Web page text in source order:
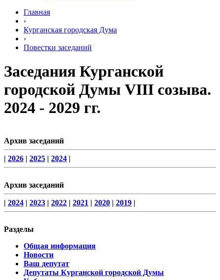
Главная
›
Курганская городская Дума
›
Повестки заседаний
Заседания Курганской
городской Думы VIII созыва.
2024 - 2029 гг.
Архив заседаний
| 2026 | 2025 | 2024 |
Архив заседаний
| 2024 | 2023 | 2022 | 2021 | 2020 | 2019 |
Разделы
Общая информация
Новости
Ваш депутат
Депутаты Курганской городской Думы